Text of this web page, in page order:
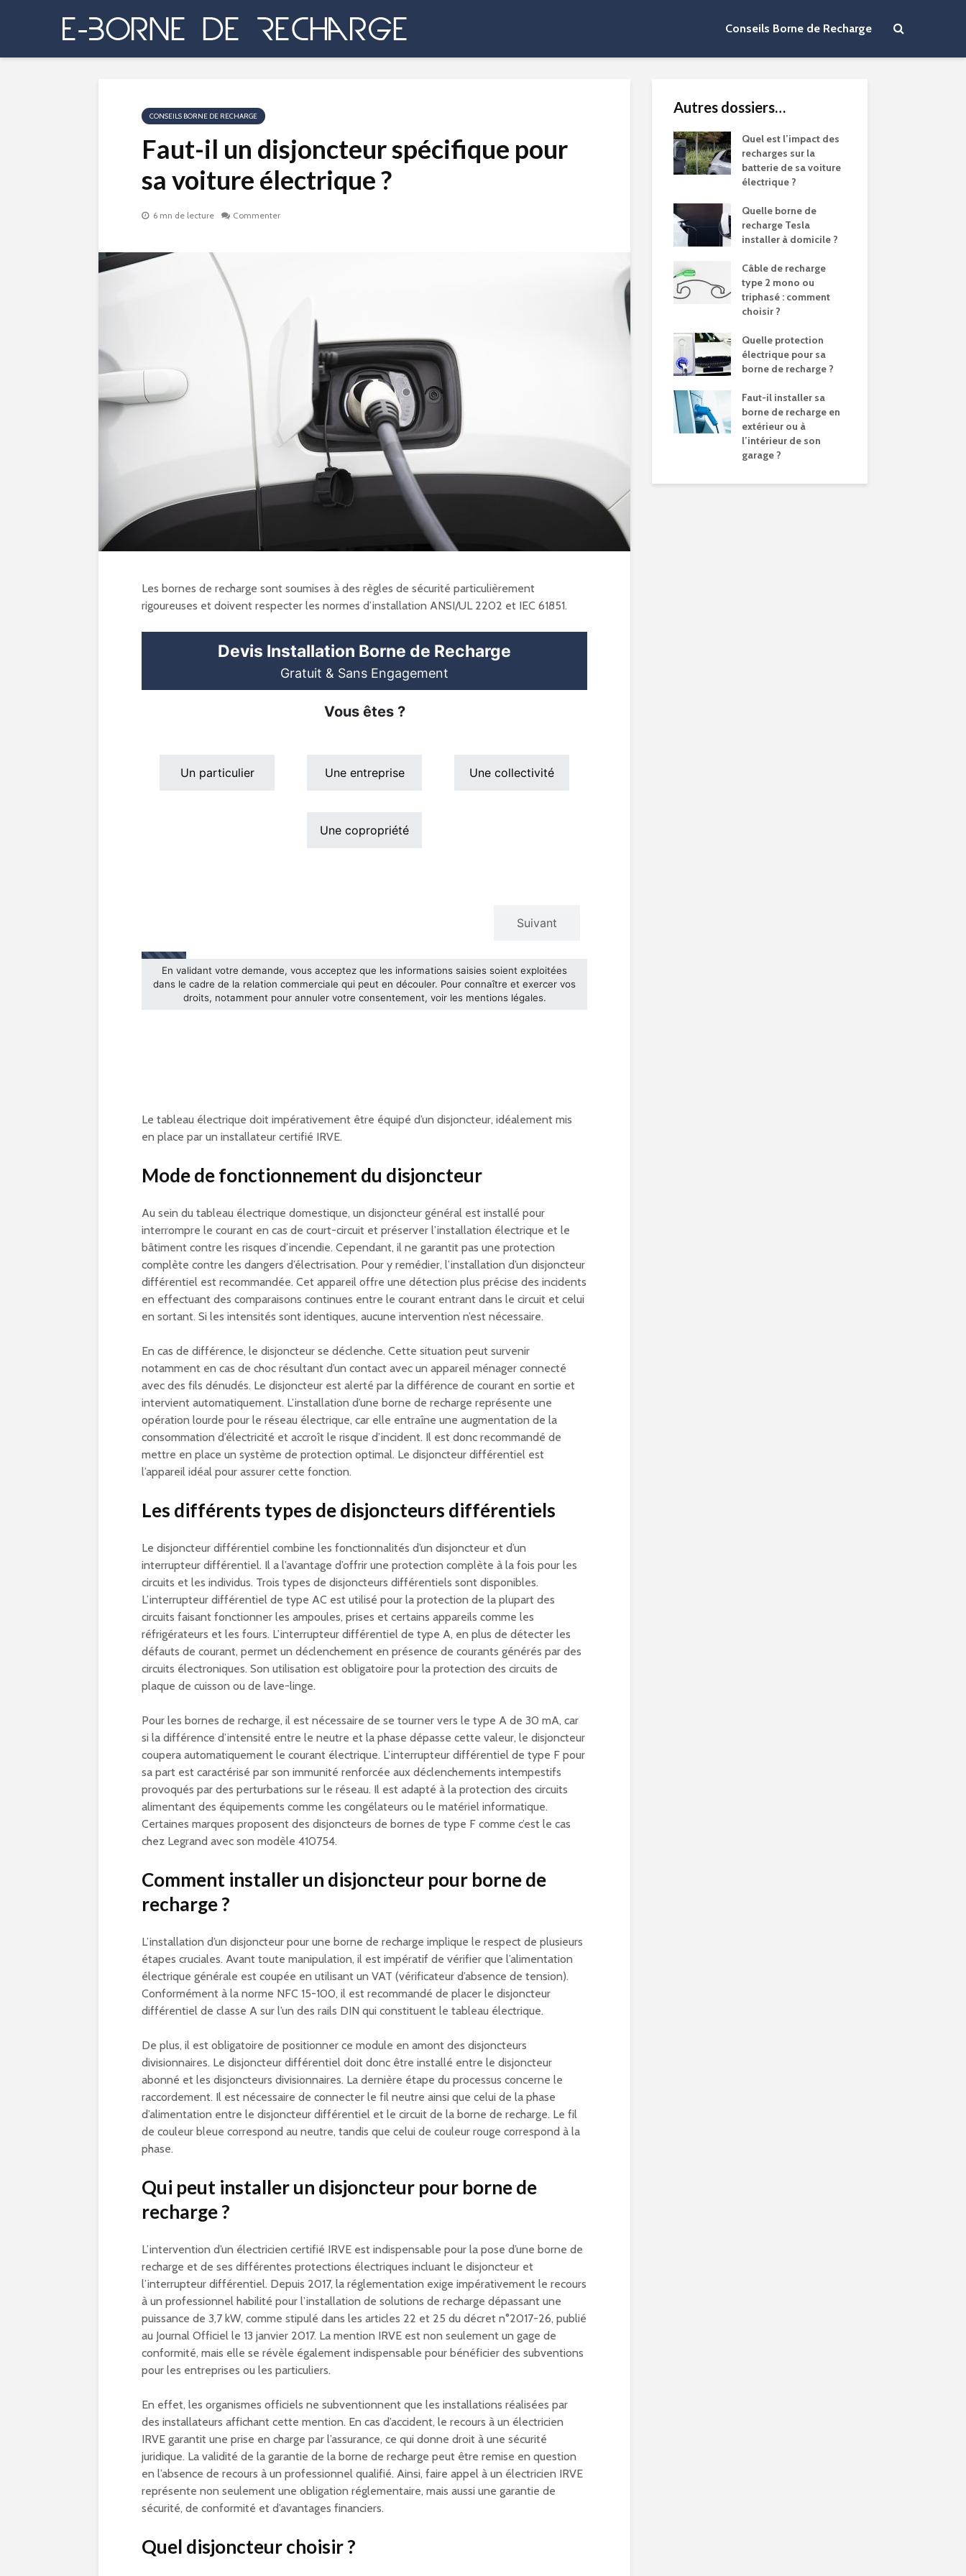
Conseils Borne de Recharge
CONSEILS BORNE DE RECHARGE
Faut-il un disjoncteur spécifique pour
sa voiture électrique ?
6 mn de lecture Commenter
Les bornes de recharge sont soumises à des règles de sécurité particulièrement
rigoureuses et doivent respecter les normes d’installation ANSI/UL 2202 et IEC 61851.
Le tableau électrique doit impérativement être équipé d’un disjoncteur, idéalement mis
en place par un installateur certifié IRVE.
Mode de fonctionnement du disjoncteur
Au sein du tableau électrique domestique, un disjoncteur général est installé pour
interrompre le courant en cas de court-circuit et préserver l’installation électrique et le
bâtiment contre les risques d’incendie. Cependant, il ne garantit pas une protection
complète contre les dangers d’électrisation. Pour y remédier, l’installation d’un disjoncteur
différentiel est recommandée. Cet appareil offre une détection plus précise des incidents
en effectuant des comparaisons continues entre le courant entrant dans le circuit et celui
en sortant. Si les intensités sont identiques, aucune intervention n’est nécessaire.
En cas de différence, le disjoncteur se déclenche. Cette situation peut survenir
notamment en cas de choc résultant d’un contact avec un appareil ménager connecté
avec des fils dénudés. Le disjoncteur est alerté par la différence de courant en sortie et
intervient automatiquement. L’installation d’une borne de recharge représente une
opération lourde pour le réseau électrique, car elle entraîne une augmentation de la
consommation d’électricité et accroît le risque d’incident. Il est donc recommandé de
mettre en place un système de protection optimal. Le disjoncteur différentiel est
l’appareil idéal pour assurer cette fonction.
Les différents types de disjoncteurs différentiels
Le disjoncteur différentiel combine les fonctionnalités d’un disjoncteur et d’un
interrupteur différentiel. Il a l’avantage d’offrir une protection complète à la fois pour les
circuits et les individus. Trois types de disjoncteurs différentiels sont disponibles.
L’interrupteur différentiel de type AC est utilisé pour la protection de la plupart des
circuits faisant fonctionner les ampoules, prises et certains appareils comme les
réfrigérateurs et les fours. L’interrupteur différentiel de type A, en plus de détecter les
défauts de courant, permet un déclenchement en présence de courants générés par des
circuits électroniques. Son utilisation est obligatoire pour la protection des circuits de
plaque de cuisson ou de lave-linge.
Pour les bornes de recharge, il est nécessaire de se tourner vers le type A de 30 mA, car
si la différence d’intensité entre le neutre et la phase dépasse cette valeur, le disjoncteur
coupera automatiquement le courant électrique. L’interrupteur différentiel de type F pour
sa part est caractérisé par son immunité renforcée aux déclenchements intempestifs
provoqués par des perturbations sur le réseau. Il est adapté à la protection des circuits
alimentant des équipements comme les congélateurs ou le matériel informatique.
Certaines marques proposent des disjoncteurs de bornes de type F comme c’est le cas
chez Legrand avec son modèle 410754.
Comment installer un disjoncteur pour borne de
recharge ?
L’installation d’un disjoncteur pour une borne de recharge implique le respect de plusieurs
étapes cruciales. Avant toute manipulation, il est impératif de vérifier que l’alimentation
électrique générale est coupée en utilisant un VAT (vérificateur d’absence de tension).
Conformément à la norme NFC 15-100, il est recommandé de placer le disjoncteur
différentiel de classe A sur l’un des rails DIN qui constituent le tableau électrique.
De plus, il est obligatoire de positionner ce module en amont des disjoncteurs
divisionnaires. Le disjoncteur différentiel doit donc être installé entre le disjoncteur
abonné et les disjoncteurs divisionnaires. La dernière étape du processus concerne le
raccordement. Il est nécessaire de connecter le fil neutre ainsi que celui de la phase
d’alimentation entre le disjoncteur différentiel et le circuit de la borne de recharge. Le fil
de couleur bleue correspond au neutre, tandis que celui de couleur rouge correspond à la
phase.
Qui peut installer un disjoncteur pour borne de
recharge ?
L’intervention d’un électricien certifié IRVE est indispensable pour la pose d’une borne de
recharge et de ses différentes protections électriques incluant le disjoncteur et
l’interrupteur différentiel. Depuis 2017, la réglementation exige impérativement le recours
à un professionnel habilité pour l’installation de solutions de recharge dépassant une
puissance de 3,7 kW, comme stipulé dans les articles 22 et 25 du décret n°2017-26, publié
au Journal Officiel le 13 janvier 2017. La mention IRVE est non seulement un gage de
conformité, mais elle se révèle également indispensable pour bénéficier des subventions
pour les entreprises ou les particuliers.
En effet, les organismes officiels ne subventionnent que les installations réalisées par
des installateurs affichant cette mention. En cas d’accident, le recours à un électricien
IRVE garantit une prise en charge par l’assurance, ce qui donne droit à une sécurité
juridique. La validité de la garantie de la borne de recharge peut être remise en question
en l’absence de recours à un professionnel qualifié. Ainsi, faire appel à un électricien IRVE
représente non seulement une obligation réglementaire, mais aussi une garantie de
sécurité, de conformité et d’avantages financiers.
Quel disjoncteur choisir ?
Autres dossiers…
Quel est l’impact des
recharges sur la
batterie de sa voiture
électrique ?
Quelle borne de
recharge Tesla
installer à domicile ?
Câble de recharge
type 2 mono ou
triphasé : comment
choisir ?
Quelle protection
électrique pour sa
borne de recharge ?
Faut-il installer sa
borne de recharge en
extérieur ou à
l’intérieur de son
garage ?